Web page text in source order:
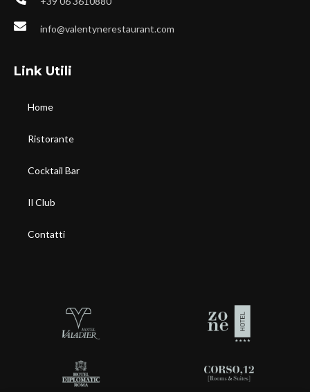
info@valentynerestaurant.com
Link Utili
Home
Ristorante
Cocktail Bar
Il Club
Contatti